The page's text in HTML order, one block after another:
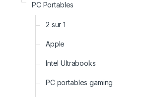
PC Portables
2 sur 1
Apple
Intel Ultrabooks
PC portables gaming